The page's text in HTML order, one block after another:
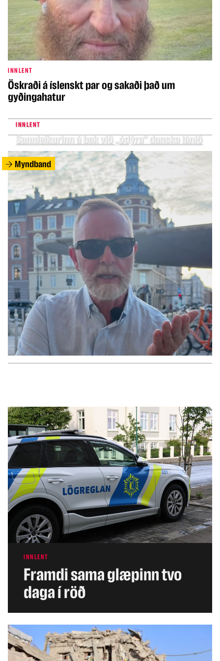
INNLENT
Öskraði á íslenskt par og sakaði það um
gyðingahatur
Myndband
INNLENT
Sannleikurinn á bak við „ódýra“ danska lánið
INNLENT
Safna fyrir flutningi mannsins sem lést í
banaslysinu í Þrengslum
INNLENT
Framdi sama glæpinn tvo
daga í röð